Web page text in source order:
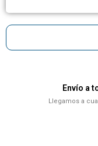
Envío a
Llegamos a